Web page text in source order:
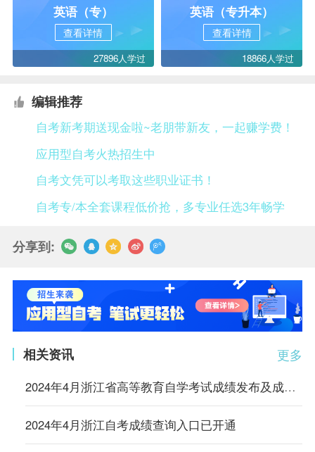
英语（专）
查看详情
27896人学过
英语（专升本）
查看详情
18866人学过
编辑推荐
自考新考期送现金啦~老朋带新友，一起赚学费！
应用型自考火热招生中
自考文凭可以考取这些职业证书！
自考专/本全套课程低价抢，多专业任选3年畅学
分享到:
更多
相关资讯
2024年4月浙江省高等教育自学考试成绩发布及成绩查对事宜通告
2024年4月浙江自考成绩查询入口已开通